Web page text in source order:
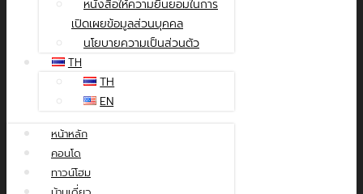
หนังสือให้ความยินยอมในการ
เปิดเผยข้อมูลส่วนบุคคล
นโยบายความเป็นส่วนตัว
TH
TH
EN
หน้าหลัก
คอนโด
ทาวน์โฮม